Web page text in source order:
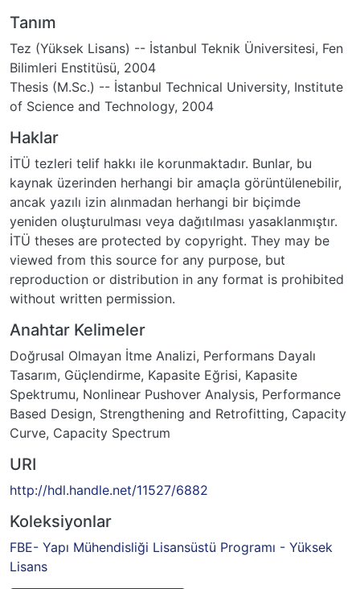
Tanım
Tez (Yüksek Lisans) -- İstanbul Teknik Üniversitesi, Fen
Bilimleri Enstitüsü, 2004
Thesis (M.Sc.) -- İstanbul Technical University, Institute
of Science and Technology, 2004
Haklar
İTÜ tezleri telif hakkı ile korunmaktadır. Bunlar, bu
kaynak üzerinden herhangi bir amaçla görüntülenebilir,
ancak yazılı izin alınmadan herhangi bir biçimde
yeniden oluşturulması veya dağıtılması yasaklanmıştır.
İTÜ theses are protected by copyright. They may be
viewed from this source for any purpose, but
reproduction or distribution in any format is prohibited
without written permission.
Anahtar Kelimeler
Doğrusal Olmayan İtme Analizi, Performans Dayalı
Tasarım, Güçlendirme, Kapasite Eğrisi, Kapasite
Spektrumu, Nonlinear Pushover Analysis, Performance
Based Design, Strengthening and Retrofitting, Capacity
Curve, Capacity Spectrum
URI
http://hdl.handle.net/11527/6882
Koleksiyonlar
FBE- Yapı Mühendisliği Lisansüstü Programı - Yüksek
Lisans